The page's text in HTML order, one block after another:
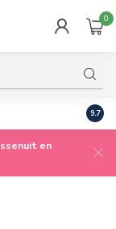
0
9.7
en